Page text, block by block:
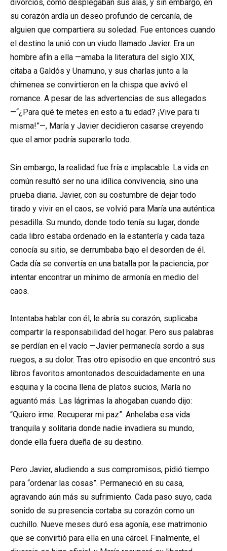
divorcios, cómo desplegaban sus alas, y sin embargo, en
su corazón ardía un deseo profundo de cercanía, de
alguien que compartiera su soledad. Fue entonces cuando
el destino la unió con un viudo llamado Javier. Era un
hombre afín a ella —amaba la literatura del siglo XIX,
citaba a Galdós y Unamuno, y sus charlas junto a la
chimenea se convirtieron en la chispa que avivó el
romance. A pesar de las advertencias de sus allegados
—“¿Para qué te metes en esto a tu edad? ¡Vive para ti
misma!”—, María y Javier decidieron casarse creyendo
que el amor podría superarlo todo.
Sin embargo, la realidad fue fría e implacable. La vida en
común resultó ser no una idílica convivencia, sino una
prueba diaria. Javier, con su costumbre de dejar todo
tirado y vivir en el caos, se volvió para María una auténtica
pesadilla. Su mundo, donde todo tenía su lugar, donde
cada libro estaba ordenado en la estantería y cada taza
conocía su sitio, se derrumbaba bajo el desorden de él.
Cada día se convertía en una batalla por la paciencia, por
intentar encontrar un mínimo de armonía en medio del
caos.
Intentaba hablar con él, le abría su corazón, suplicaba
compartir la responsabilidad del hogar. Pero sus palabras
se perdían en el vacío —Javier permanecía sordo a sus
ruegos, a su dolor. Tras otro episodio en que encontró sus
libros favoritos amontonados descuidadamente en una
esquina y la cocina llena de platos sucios, María no
aguantó más. Las lágrimas la ahogaban cuando dijo:
“Quiero irme. Recuperar mi paz”. Anhelaba esa vida
tranquila y solitaria donde nadie invadiera su mundo,
donde ella fuera dueña de su destino.
Pero Javier, aludiendo a sus compromisos, pidió tiempo
para “ordenar las cosas”. Permaneció en su casa,
agravando aún más su sufrimiento. Cada paso suyo, cada
sonido de su presencia cortaba su corazón como un
cuchillo. Nueve meses duró esa agonía, ese matrimonio
que se convirtió para ella en una cárcel. Finalmente, el